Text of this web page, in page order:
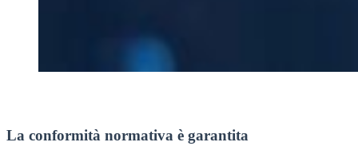
La conformità normativa è garantita